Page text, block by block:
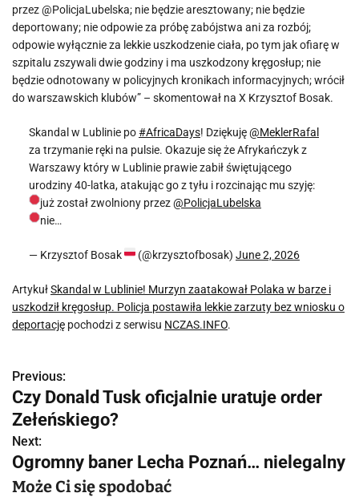
przez @PolicjaLubelska; nie będzie aresztowany; nie będzie
deportowany; nie odpowie za próbę zabójstwa ani za rozbój;
odpowie wyłącznie za lekkie uszkodzenie ciała, po tym jak ofiarę w
szpitalu zszywali dwie godziny i ma uszkodzony kręgosłup; nie
będzie odnotowany w policyjnych kronikach informacyjnych; wrócił
do warszawskich klubów” – skomentował na X Krzysztof Bosak.
Skandal w Lublinie po#AfricaDays! Dziękuję@MeklerRafal
za trzymanie ręki na pulsie. Okazuje się że Afrykańczyk z
Warszawy który w Lublinie prawie zabił świętującego
urodziny 40-latka, atakując go z tyłu i rozcinając mu szyję:
już został zwolniony przez@PolicjaLubelska
nie…
— Krzysztof Bosak (@krzysztofbosak) June 2, 2026
ArtykułSkandal w Lublinie! Murzyn zaatakował Polaka w barze i
uszkodził kręgosłup. Policja postawiła lekkie zarzuty bez wniosku o
deportację pochodzi z serwisu NCZAS.INFO.
N
a
w
i
Previous:
Czy Donald Tusk oficjalnie uratuje order
Zełeńskiego?
Next:
Ogromny baner Lecha Poznań… nielegalny
Może Ci się spodobać